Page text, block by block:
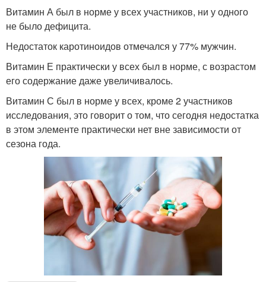
Витамин А был в норме у всех участников, ни у одного
не было дефицита.
Недостаток каротиноидов отмечался у 77% мужчин.
Витамин Е практически у всех был в норме, с возрастом
его содержание даже увеличивалось.
Витамин С был в норме у всех, кроме 2 участников
исследования, это говорит о том, что сегодня недостатка
в этом элементе практически нет вне зависимости от
сезона года.